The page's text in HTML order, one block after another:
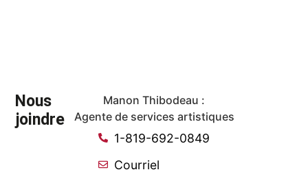
Nous
joindre
Manon Thibodeau :
Agente de services artistiques
1-819-692-0849
Courriel